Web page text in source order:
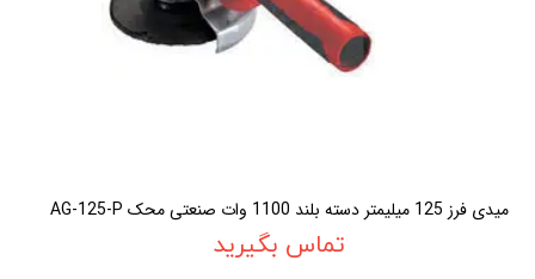
ميدی فرز 125 ميليمتر دسته بلند 1100 وات صنعتی محک AG-125-P
تماس بگیرید